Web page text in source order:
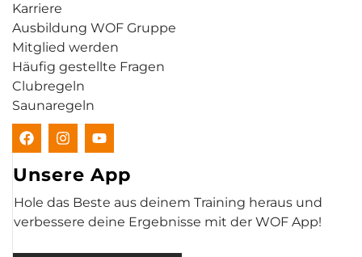
Karriere
Ausbildung WOF Gruppe
Mitglied werden
Häufig gestellte Fragen
Clubregeln
Saunaregeln
Unsere App
Hole das Beste aus deinem Training heraus und
verbessere deine Ergebnisse mit der WOF App!